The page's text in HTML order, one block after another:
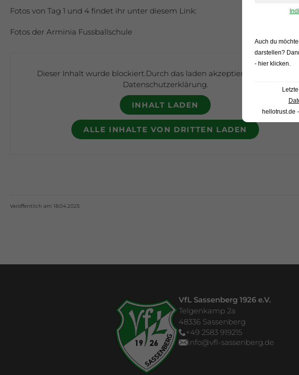
Fotos von Tag 1 und 4 findet ihr unter diesem Link:
Fotos der Arminia Fussballschule
Dieser Inhalt wurde blockiert.Durch das laden akzeptieren Sie unsere
Datenschutzerklärung.
INHALT LADEN
ALLE INHALTE VON DRITTEN LADEN
Veröffentlich am 18.04.2025
VfL Sassenberg 1926 e.V.
Telgenkamp 2a
48336 Sassenberg
+49 2583 919215
info@vfl-sassenberg.de
Auch du
darstellen?
- hier klicken.
hellotrust.de